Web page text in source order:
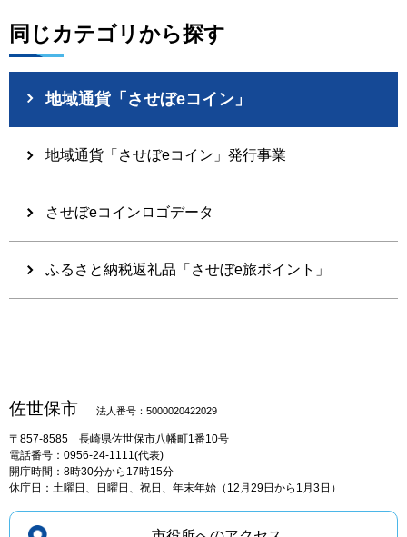
同じカテゴリから探す
地域通貨「させぼeコイン」
地域通貨「させぼeコイン」発行事業
させぼeコインロゴデータ
ふるさと納税返礼品「させぼe旅ポイント」
佐世保市 法人番号：5000020422029
〒857-8585 長崎県佐世保市八幡町1番10号
電話番号：0956-24-1111(代表)
開庁時間：8時30分から17時15分
休庁日：土曜日、日曜日、祝日、年末年始（12月29日から1月3日）